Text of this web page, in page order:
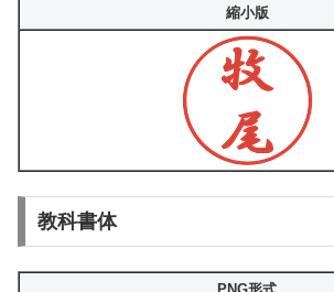
縮小版
教科書体